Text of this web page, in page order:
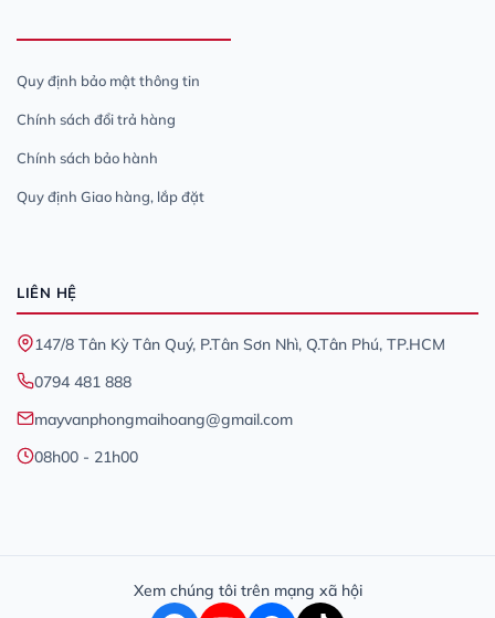
Quy định bảo mật thông tin
Chính sách đổi trả hàng
Chính sách bảo hành
Quy định Giao hàng, lắp đặt
LIÊN HỆ
147/8 Tân Kỳ Tân Quý, P.Tân Sơn Nhì, Q.Tân Phú, TP.HCM
0794 481 888
mayvanphongmaihoang@gmail.com
08h00 - 21h00
Xem chúng tôi trên mạng xã hội